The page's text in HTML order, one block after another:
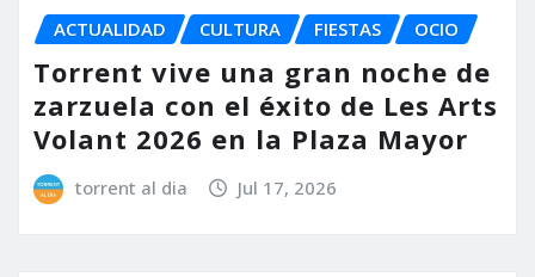
ACTUALIDAD CULTURA FIESTAS OCIO
Torrent vive una gran noche de
zarzuela con el éxito de Les Arts
Volant 2026 en la Plaza Mayor
torrent al dia Jul 17, 2026